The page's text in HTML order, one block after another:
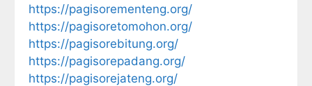
https://pagisorementeng.org/
https://pagisoretomohon.org/
https://pagisorebitung.org/
https://pagisorepadang.org/
https://pagisorejateng.org/